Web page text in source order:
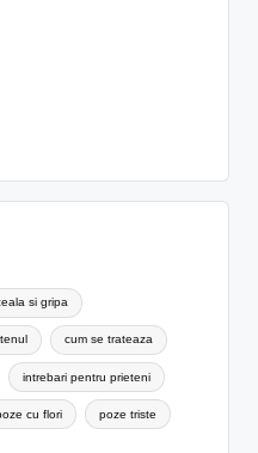
si gripa
cum se trateaza
intrebari pentru prieteni
cu flori poze triste